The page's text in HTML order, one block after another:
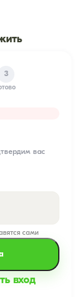
3
вас
сами
вход